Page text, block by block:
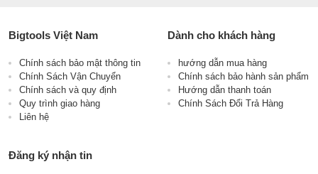
Bigtools Việt Nam
Chính sách bảo mật thông tin
Chính Sách Vận Chuyển
Chính sách và quy định
Quy trình giao hàng
Liên hệ
Dành cho khách hàng
hướng dẫn mua hàng
Chính sách bảo hành sản phẩm
Hướng dẫn thanh toán
Chính Sách Đổi Trả Hàng
Đăng ký nhận tin